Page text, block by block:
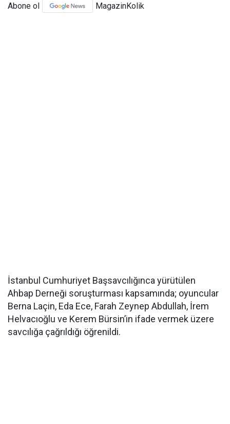
Abone ol MagazinKolik
İstanbul Cumhuriyet Başsavcılığınca yürütülen
Ahbap Derneği soruşturması kapsamında; oyuncular
Berna Laçin, Eda Ece, Farah Zeynep Abdullah, İrem
Helvacıoğlu ve Kerem Bürsin’in ifade vermek üzere
savcılığa çağrıldığı öğrenildi.